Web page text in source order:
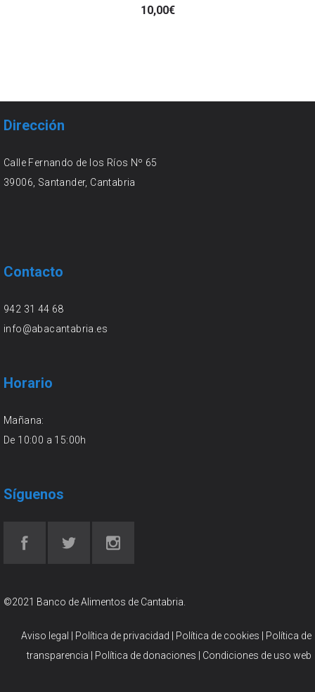
10,00€
Dirección
Calle Fernando de los Ríos Nº 65
39006, Santander, Cantabria
Contacto
942 31 44 68
info@abacantabria.es
Horario
Mañana:
De 10:00 a 15:00h
Síguenos
©2021 Banco de Alimentos de Cantabria.
Aviso legal Política de privacidad Política de cookies
Política de
transparencia
Política de donaciones Condiciones de uso web